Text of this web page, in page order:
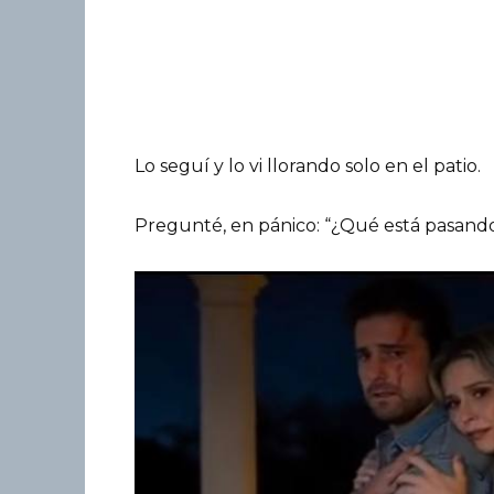
Lo seguí y lo vi llorando solo en el patio.
Pregunté, en pánico: “¿Qué está